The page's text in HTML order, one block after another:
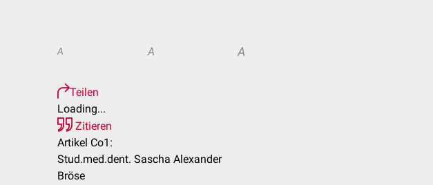
A A A
Teilen
Loading...
Zitieren
Artikel Co1:
Stud.med.dent. Sascha Alexander
Bröse